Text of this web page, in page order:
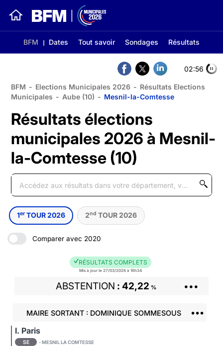
BFM Dates Tout savoir Sondages Résultats
02:56
BFM - Elections Municipales 2026 - Résultats Elections
Municipales - Aube (10) - Mesnil-la-Comtesse
Résultats élections
municipales 2026 à Mesnil-
la-Comtesse (10)
1er TOUR 2026 2nd TOUR 2026
Comparer avec 2020
RÉSULTATS COMPLETS
Mis à jour le 27/03/2026 à 16h34
ABSTENTION 42,22 % •••
MAIRE SORTANT : DOMINIQUE SOMMESOUS •••
I. Paris
SE - MESNIL LA COMTESSE